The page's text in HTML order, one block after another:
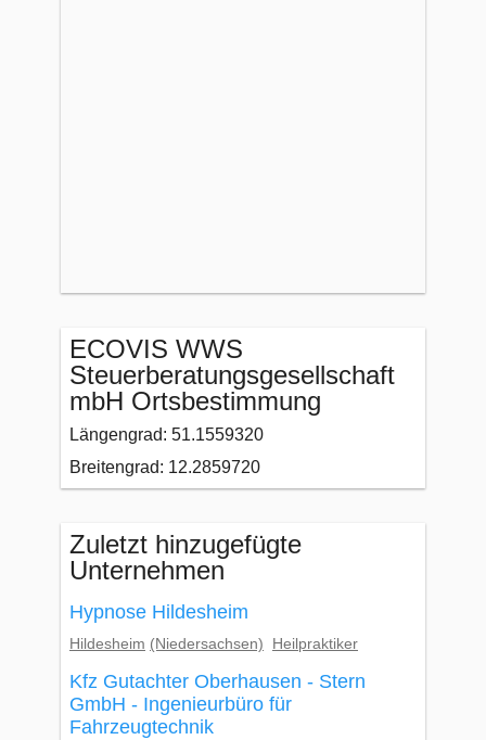
ECOVIS WWS
Steuerberatungsgesellschaft
mbH Ortsbestimmung
Längengrad: 51.1559320
Breitengrad: 12.2859720
Zuletzt hinzugefügte
Unternehmen
Hypnose Hildesheim
Hildesheim (Niedersachsen) Heilpraktiker
Kfz Gutachter Oberhausen - Stern
GmbH - Ingenieurbüro für
Fahrzeugtechnik